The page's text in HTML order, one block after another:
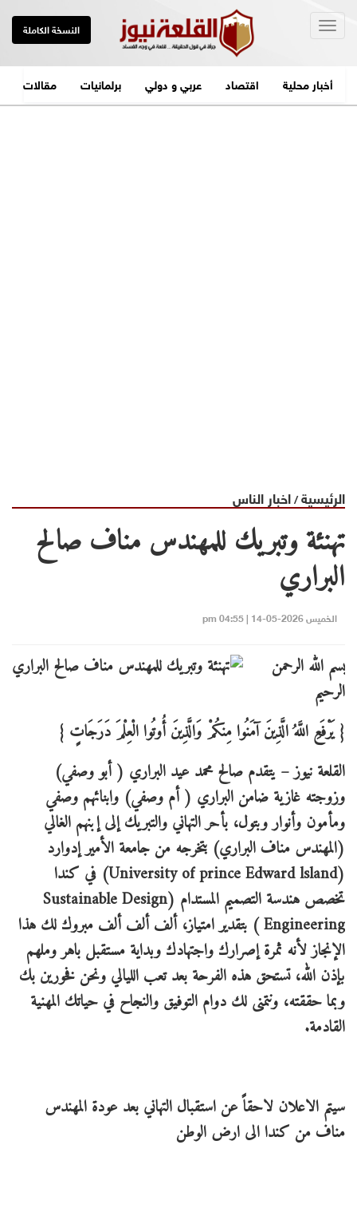
النسخة الكاملة
أخبار محلية اقتصاد عربي و دولي برلمانيات مقالات
الرئيسية/اخبار الناس
تهنئة وتبريك للمهندس مناف صالح
البراري
الخميس 2026-05-14 | 04:55 pm
بسم الله الرحمن
الرحيم
{ ‏‏يَرْفَعِ اللَّهُ الَّذِينَ آمَنُوا مِنكُمْ وَالَّذِينَ أُوتُوا الْعِلْمَ دَرَجَاتٍ }
القلعة نيوز – يتقدم صالح محمد عيد البراري ( أبو وصفي)
وزوجته غازية ضامن البراري ( أم وصفي) وابنائهم وصفي
ومأمون وأنوار وبتول، بأحر التهاني والتبريك إلى إبنهم الغالي
(المهندس مناف البراري) بتخرجه من جامعة الأمير إدوارد
(University of prince Edward lsland) في كندا
تخصص هندسة التصميم المستدام (Sustainable Design
Engineering ) بتقدير امتياز، ألف ألف ألف مبروك لك هذا
الإنجاز لأنه ثمرة إصرارك واجتهادك وبداية مستقبل باهر وملهم
بإذن الله، تستحق هذه الفرحة بعد تعب الليالي ونحن فخورين بك
وبما حققته، ونتمنى لك دوام التوفيق والنجاح في حياتك المهنية
القادمة.
سيتم الاعلان لاحقاً عن استقبال التهاني بعد عودة المهندس
مناف من كندا الى ارض الوطن